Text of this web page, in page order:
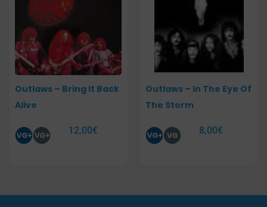
Outlaws – Bring It Back
Alive
12,00€
Outlaws – In The Eye Of
The Storm
8,00€